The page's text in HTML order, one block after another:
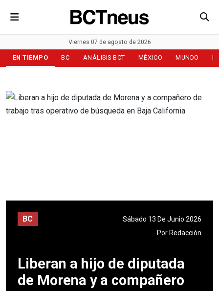
Viernes 07 de agosto de 2026
EN TIEMPO BC ANÁLISIS BCT MÉXICO MUNDO
BC
Sábado 13 De Junio 2026
Por Redacción
Liberan a hijo de diputada
de Morena y a compañero